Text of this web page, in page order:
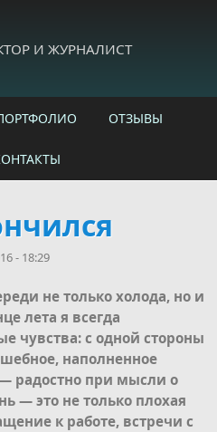
И ЖУРНАЛИСТ
ОТЗЫВЫ
- 18:29
не только холода, но и
лета я всегда
чувства: с одной стороны
наполненное
радостно при мысли о
— это не только плохая
к работе, встречи с